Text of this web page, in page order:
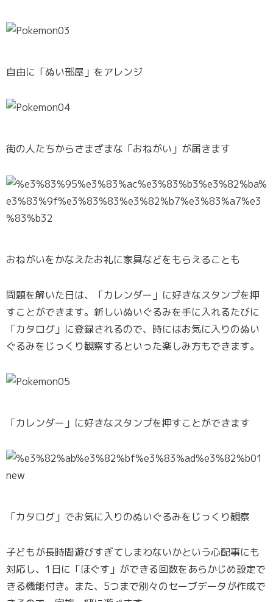
自由に「ぬい部屋」をアレンジ
街の人たちからさまざまな「おねがい」が届きます
おねがいをかなえたお礼に家具などをもらえることも
問題を解いた日は、「カレンダー」に好きなスタンプを押
すことができます。新しいぬいぐるみを手に入れるたびに
「カタログ」に登録されるので、時にはお気に入りのぬい
ぐるみをじっくり観察するといった楽しみ方もできます。
「カレンダー」に好きなスタンプを押すことができます
「カタログ」でお気に入りのぬいぐるみをじっくり観察
子どもが長時間遊びすぎてしまわないかという心配事にも
対応し、1日に「ほぐす」ができる回数をあらかじめ設定で
きる機能付き。また、5つまで別々のセーブデータが作成で